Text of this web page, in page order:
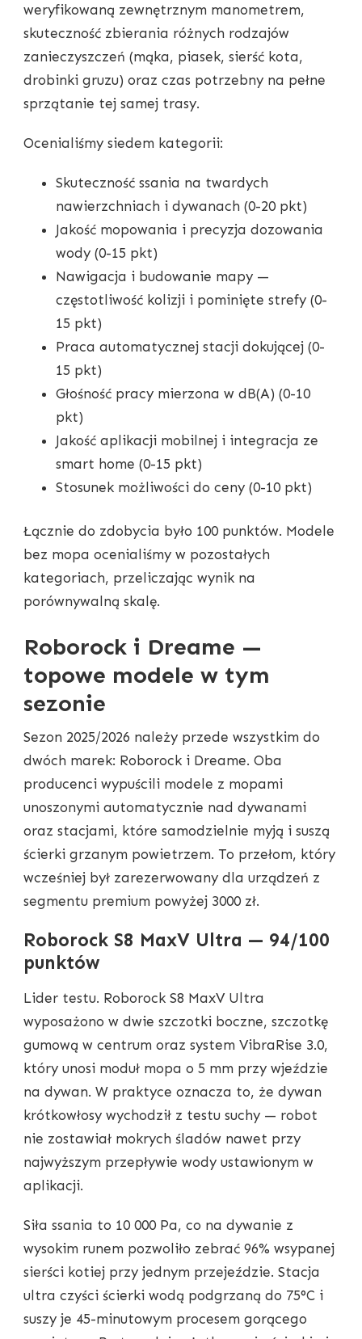
weryfikowaną zewnętrznym manometrem,
skuteczność zbierania różnych rodzajów
zanieczyszczeń (mąka, piasek, sierść kota,
drobinki gruzu) oraz czas potrzebny na pełne
sprzątanie tej samej trasy.
Ocenialiśmy siedem kategorii:
Skuteczność ssania na twardych
nawierzchniach i dywanach (0-20 pkt)
Jakość mopowania i precyzja dozowania
wody (0-15 pkt)
Nawigacja i budowanie mapy —
częstotliwość kolizji i pominięte strefy (0-
15 pkt)
Praca automatycznej stacji dokującej (0-
15 pkt)
Głośność pracy mierzona w dB(A) (0-10
pkt)
Jakość aplikacji mobilnej i integracja ze
smart home (0-15 pkt)
Stosunek możliwości do ceny (0-10 pkt)
Łącznie do zdobycia było 100 punktów. Modele
bez mopa ocenialiśmy w pozostałych
kategoriach, przeliczając wynik na
porównywalną skalę.
Roborock i Dreame —
topowe modele w tym
sezonie
Sezon 2025/2026 należy przede wszystkim do
dwóch marek: Roborock i Dreame. Oba
producenci wypuścili modele z mopami
unoszonymi automatycznie nad dywanami
oraz stacjami, które samodzielnie myją i suszą
ścierki grzanym powietrzem. To przełom, który
wcześniej był zarezerwowany dla urządzeń z
segmentu premium powyżej 3000 zł.
Roborock S8 MaxV Ultra — 94/100
punktów
Lider testu. Roborock S8 MaxV Ultra
wyposażono w dwie szczotki boczne, szczotkę
gumową w centrum oraz system VibraRise 3.0,
który unosi moduł mopa o 5 mm przy wjeździe
na dywan. W praktyce oznacza to, że dywan
krótkowłosy wychodził z testu suchy — robot
nie zostawiał mokrych śladów nawet przy
najwyższym przepływie wody ustawionym w
aplikacji.
Siła ssania to 10 000 Pa, co na dywanie z
wysokim runem pozwoliło zebrać 96% wsypanej
sierści kotiej przy jednym przejeździe. Stacja
ultra czyści ścierki wodą podgrzaną do 75°C i
suszy je 45-minutowym procesem gorącego